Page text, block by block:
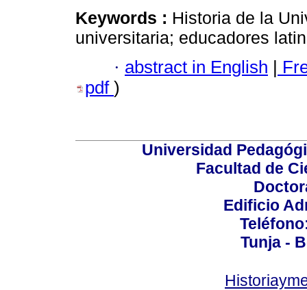
Keywords : Historia de la
universitaria; educadores
· abstract in English |
pdf )
Universidad
Facultad de
Edificio
Tunja -